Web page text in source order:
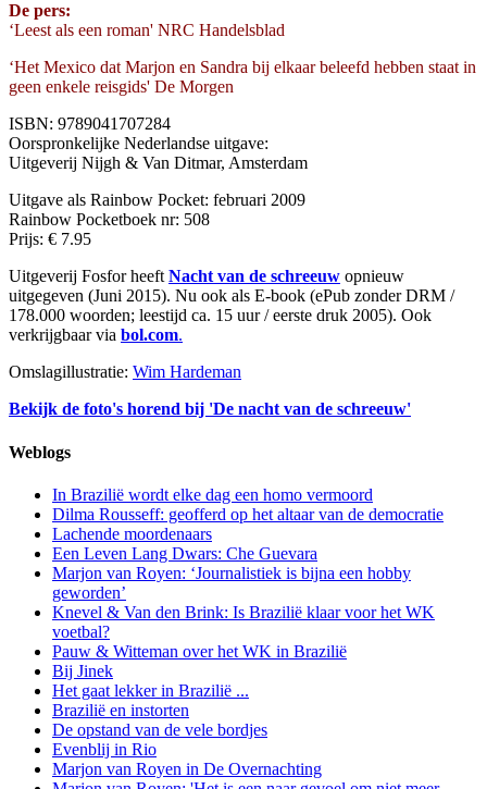
De pers:
‘Leest als een roman' NRC Handelsblad
‘Het Mexico dat Marjon en Sandra bij elkaar beleefd hebben staat in
geen enkele reisgids' De Morgen
ISBN: 9789041707284
Oorspronkelijke Nederlandse uitgave:
Uitgeverij Nijgh & Van Ditmar, Amsterdam
Uitgave als Rainbow Pocket: februari 2009
Rainbow Pocketboek nr: 508
Prijs: € 7.95
Uitgeverij Fosfor heeft Nacht van de schreeuw opnieuw
uitgegeven (Juni 2015). Nu ook als E-book (ePub zonder DRM /
178.000 woorden; leestijd ca. 15 uur / eerste druk 2005). Ook
verkrijgbaar via bol.com.
Omslagillustratie: Wim Hardeman
Bekijk de foto's horend bij 'De nacht van de schreeuw'
Weblogs
In Brazilië wordt elke dag een homo vermoord
Dilma Rousseff: geofferd op het altaar van de democratie
Lachende moordenaars
Een Leven Lang Dwars: Che Guevara
Marjon van Royen: ‘Journalistiek is bijna een hobby
geworden’
Knevel & Van den Brink: Is Brazilië klaar voor het WK
voetbal?
Pauw & Witteman over het WK in Brazilië
Bij Jinek
Het gaat lekker in Brazilië ...
Brazilië en instorten
De opstand van de vele bordjes
Evenblij in Rio
Marjon van Royen in De Overnachting